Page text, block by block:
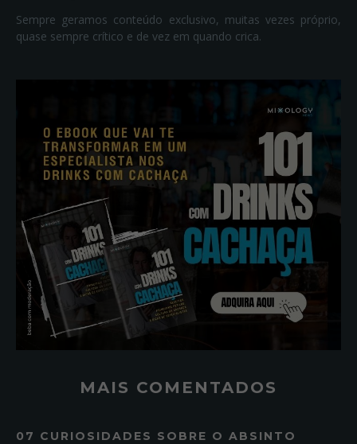
Sempre geramos conteúdo exclusivo, muitas vezes próprio,
quase sempre crítico e de vez em quando crica.
MAIS COMENTADOS
07 CURIOSIDADES SOBRE O ABSINTO